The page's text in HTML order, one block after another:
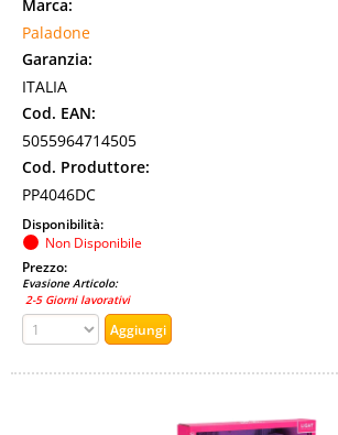
Marca:
Paladone
Garanzia:
ITALIA
Cod. EAN:
5055964714505
Cod. Produttore:
PP4046DC
Disponibilità:
Non Disponibile
Prezzo:
Evasione Articolo:
2-5 Giorni lavorativi